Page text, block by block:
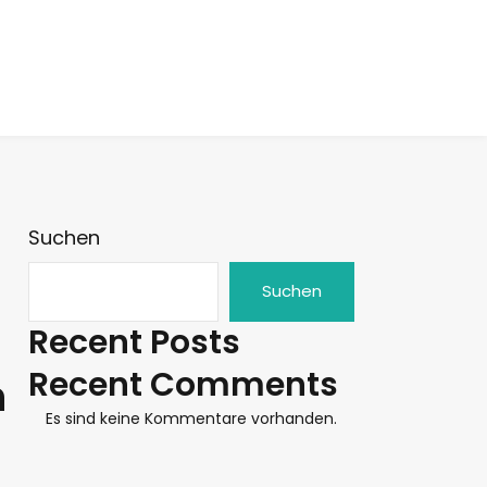
Suchen
Suchen
Recent Posts
Recent Comments
Es sind keine Kommentare vorhanden.